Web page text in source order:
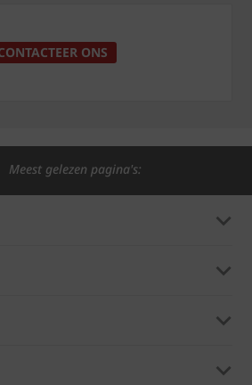
ONS
Meest gelezen pagina's: